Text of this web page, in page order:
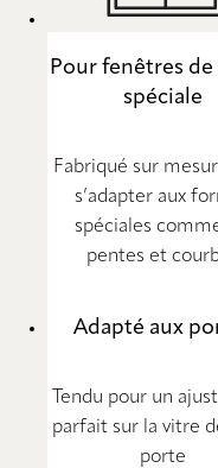
Pour fenêtres
spéciale
Fabriqué sur
s’adapter aux
spéciales
pentes et
Adapté aux
Tendu pour un
parfait sur la vitre
porte